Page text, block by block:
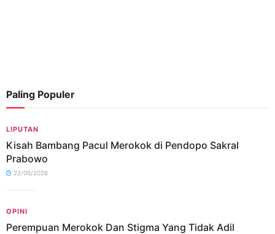
Paling Populer
LIPUTAN
Kisah Bambang Pacul Merokok di Pendopo Sakral
Prabowo
22/05/2026
OPINI
Perempuan Merokok Dan Stigma Yang Tidak Adil